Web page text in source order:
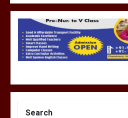
Search